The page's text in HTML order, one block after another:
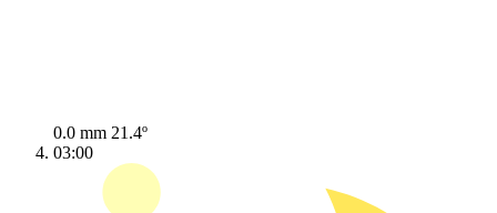
0.0 mm 21.4º
03:00